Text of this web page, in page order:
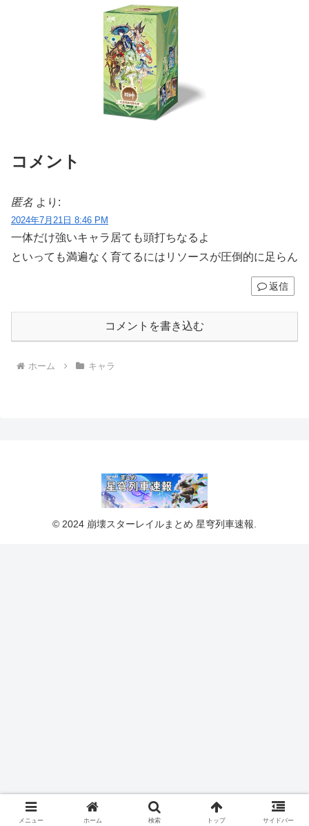
コメント
匿名 より:
2024年7月21日 8:46 PM
一体だけ強いキャラ居ても頭打ちなるよ
といっても満遍なく育てるにはリソースが圧倒的に足らん
返信
コメントを書き込む
ホーム キャラ
© 2024 崩壊スターレイルまとめ 星穹列車速報.
メニュー ホーム 検索 トップ サイドバー